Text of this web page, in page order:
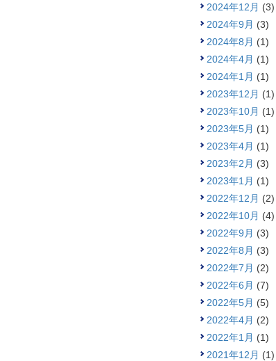
2024年12月 (3)
2024年9月 (3)
2024年8月 (1)
2024年4月 (1)
2024年1月 (1)
2023年12月 (1)
2023年10月 (1)
2023年5月 (1)
2023年4月 (1)
2023年2月 (3)
2023年1月 (1)
2022年12月 (2)
2022年10月 (4)
2022年9月 (3)
2022年8月 (3)
2022年7月 (2)
2022年6月 (7)
2022年5月 (5)
2022年4月 (2)
2022年1月 (1)
2021年12月 (1)